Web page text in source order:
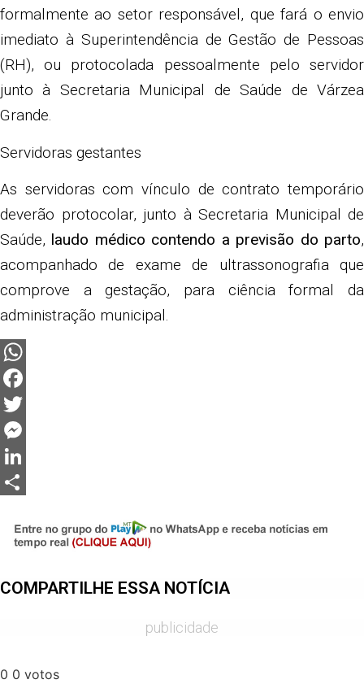
formalmente ao setor responsável, que fará o envio
imediato à Superintendência de Gestão de Pessoas
(RH), ou protocolada pessoalmente pelo servidor
junto à Secretaria Municipal de Saúde de Várzea
Grande.
Servidoras gestantes
As servidoras com vínculo de contrato temporário
deverão protocolar, junto à Secretaria Municipal de
Saúde, laudo médico contendo a previsão do parto,
acompanhado de exame de ultrassonografia que
comprove a gestação, para ciência formal da
administração municipal.
WhatsApp
Facebook
Twitter
Messenger
LinkedIn
COMPARTILHE ESSA NOTÍCIA
publicidade
0 0 votos